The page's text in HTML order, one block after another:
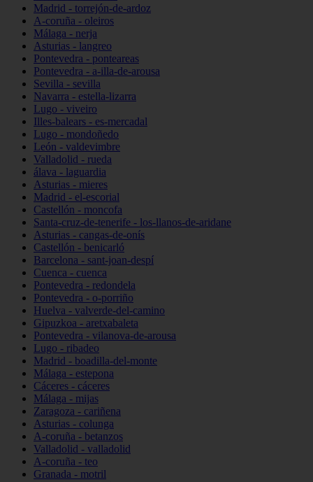
Madrid - torrejón-de-ardoz
A-coruña - oleiros
Málaga - nerja
Asturias - langreo
Pontevedra - ponteareas
Pontevedra - a-illa-de-arousa
Sevilla - sevilla
Navarra - estella-lizarra
Lugo - viveiro
Illes-balears - es-mercadal
Lugo - mondoñedo
León - valdevimbre
Valladolid - rueda
álava - laguardia
Asturias - mieres
Madrid - el-escorial
Castellón - moncofa
Santa-cruz-de-tenerife - los-llanos-de-aridane
Asturias - cangas-de-onís
Castellón - benicarló
Barcelona - sant-joan-despí
Cuenca - cuenca
Pontevedra - redondela
Pontevedra - o-porriño
Huelva - valverde-del-camino
Gipuzkoa - aretxabaleta
Pontevedra - vilanova-de-arousa
Lugo - ribadeo
Madrid - boadilla-del-monte
Málaga - estepona
Cáceres - cáceres
Málaga - mijas
Zaragoza - cariñena
Asturias - colunga
A-coruña - betanzos
Valladolid - valladolid
A-coruña - teo
Granada - motril